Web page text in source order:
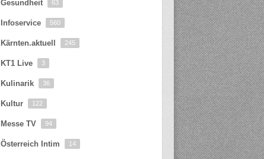
Gesundheit 63
Infoservice 560
Kärnten.aktuell 245
KT1 Live 3
Kulinarik 36
Kultur 122
Messe TV 94
Österreich Intim 14